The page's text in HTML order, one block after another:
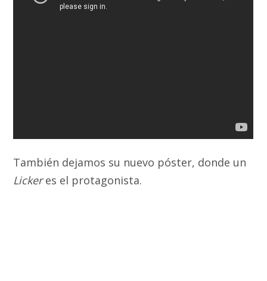
También dejamos su nuevo póster, donde un
Lickeres el protagonista.